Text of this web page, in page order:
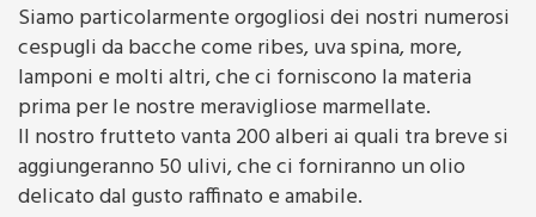
Siamo particolarmente orgogliosi dei nostri numerosi
cespugli da bacche come ribes, uva spina, more,
lamponi e molti altri, che ci forniscono la materia
prima per le nostre meravigliose marmellate.
Il nostro frutteto vanta 200 alberi ai quali tra breve si
aggiungeranno 50 ulivi, che ci forniranno un olio
delicato dal gusto raffinato e amabile.